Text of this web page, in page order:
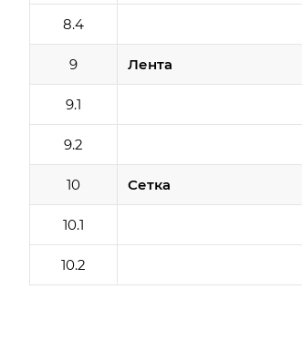
8.4
9 Лента
9.1
9.2
10 Сетка
10.1
10.2